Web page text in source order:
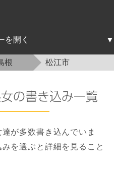
根 松江市
の書き込み一覧
が多数書き込んでいま
を選ぶと詳細を見ること